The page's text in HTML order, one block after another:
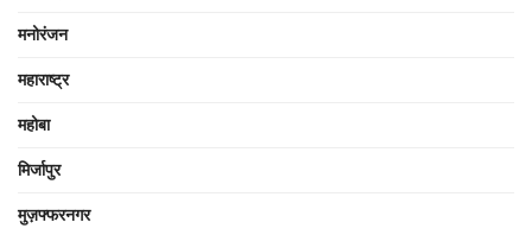
मनोरंजन
महाराष्ट्र
महोबा
मिर्जापुर
मुज़फ्फरनगर